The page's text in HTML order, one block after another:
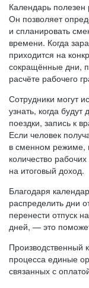
Календарь
Он позволяет
и спланировать
времени. Когда
приходится на
сокращённые дни,
расчёте рабочего
Сотрудники могут
узнать, когда
поездки, запись к
Если человек
в сменном режиме,
количество
на итоговый доход.
Благодаря
распределить дни
перенести отпуск
дней, — это
Производственный
процесса единые
связанных с